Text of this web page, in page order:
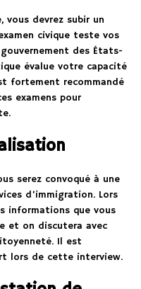
vous devrez subir un
civique teste vos
des États-
évalue votre capacité
fortement recommandé
examens pour
serez convoqué à une
d’immigration. Lors
informations que vous
et on discutera avec
Il est
lors de cette interview.